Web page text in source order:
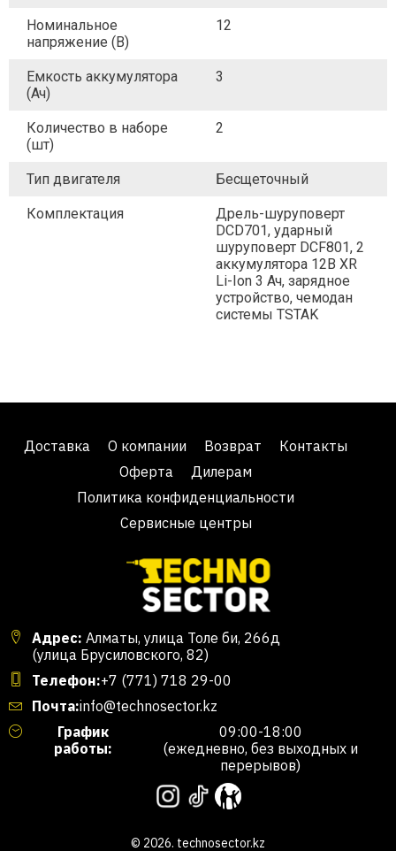
Номинальное
напряжение (В)
12
Емкость аккумулятора
(Ач)
3
Количество в наборе
(шт)
2
Тип двигателя Бесщеточный
Комплектация
Дрель-шуруповерт
DCD701, ударный
шуруповерт DCF801, 2
аккумулятора 12В XR
Li-Ion 3 Ач, зарядное
устройство, чемодан
системы TSTAK
Доставка О компании Возврат
Контакты
Оферта
Дилерам
Политика конфиденциальности
Сервисные центры
Адрес: Алматы, улица Толе би, 266д
(улица Брусиловского, 82)
Телефон:+7 (771) 718 29-00
Почта:info@technosector.kz
График
работы:
09:00-18:00
(ежедневно, без выходных и
перерывов)
© 2026. technosector.kz